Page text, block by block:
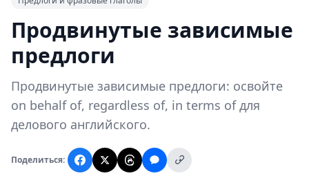
Продвинутые зависимые
предлоги
Продвинутые зависимые предлоги: освойте
on behalf of, regardless of, in terms of для
делового английского.
Поделиться: